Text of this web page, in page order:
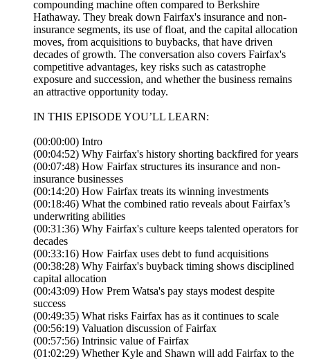
compounding machine often compared to Berkshire
Hathaway. They break down Fairfax's insurance and non-
insurance segments, its use of float, and the capital allocation
moves, from acquisitions to buybacks, that have driven
decades of growth. The conversation also covers Fairfax's
competitive advantages, key risks such as catastrophe
exposure and succession, and whether the business remains
an attractive opportunity today.
IN THIS EPISODE YOU’LL LEARN:
(00:00:00) Intro
(00:04:52) Why Fairfax's history shorting backfired for years
(00:07:48) How Fairfax structures its insurance and non-
insurance businesses
(00:14:20) How Fairfax treats its winning investments
(00:18:46) What the combined ratio reveals about Fairfax’s
underwriting abilities
(00:31:36) Why Fairfax's culture keeps talented operators for
decades
(00:33:16) How Fairfax uses debt to fund acquisitions
(00:38:28) Why Fairfax's buyback timing shows disciplined
capital allocation
(00:43:09) How Prem Watsa's pay stays modest despite
success
(00:49:35) What risks Fairfax has as it continues to scale
(00:56:19) Valuation discussion of Fairfax
(00:57:56) Intrinsic value of Fairfax
(01:02:29) Whether Kyle and Shawn will add Fairfax to the